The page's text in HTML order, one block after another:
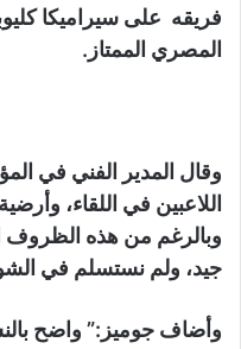
فريقه على سيراميكا
المصري الممتاز.
وقال المدير الفني في
اللاعبين في اللقاء،
وبالرغم من هذه الظروف
جيد، ولم نستسلم في
وأضاف جوميز:” واضح